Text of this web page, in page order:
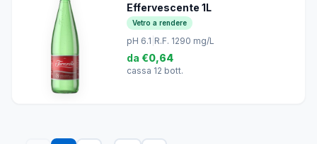
Effervescente 1L
Vetro a rendere
pH 6.1 R.F. 1290 mg/L
da €0,64
cassa 12 bott.